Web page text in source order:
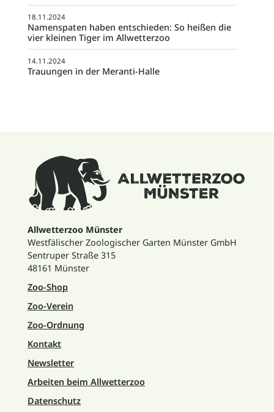
18.11.2024
Namenspaten haben entschieden: So heißen die
vier kleinen Tiger im Allwetterzoo
14.11.2024
Trauungen in der Meranti-Halle
Allwetterzoo Münster
Westfälischer Zoologischer Garten Münster GmbH
Sentruper Straße 315
48161 Münster
Zoo-Shop
Zoo-Verein
Zoo-Ordnung
Kontakt
Newsletter
Arbeiten beim Allwetterzoo
Datenschutz